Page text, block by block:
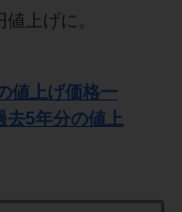
上げに。
値上げ価格一
去5年分の値上